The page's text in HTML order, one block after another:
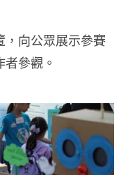
，向公眾展示參賽
參觀。